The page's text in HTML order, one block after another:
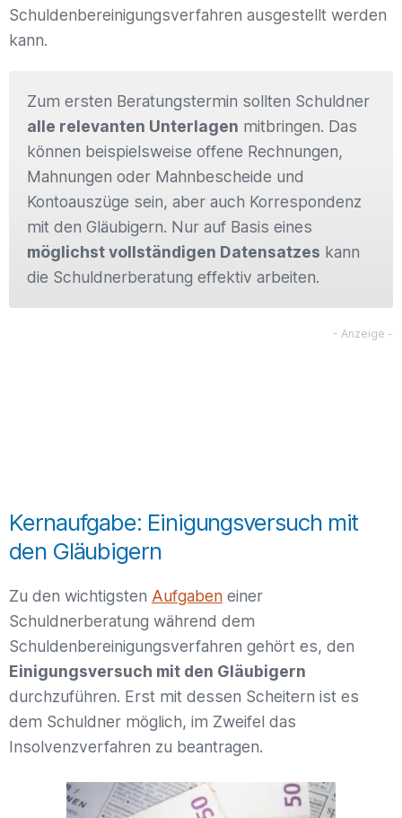
Schuldenbereinigungsverfahren ausgestellt werden
kann.
Zum ersten Beratungstermin sollten Schuldner
alle relevanten Unterlagen mitbringen. Das
können beispielsweise offene Rechnungen,
Mahnungen oder Mahnbescheide und
Kontoauszüge sein, aber auch Korrespondenz
mit den Gläubigern. Nur auf Basis eines
möglichst vollständigen Datensatzes kann
die Schuldnerberatung effektiv arbeiten.
Kernaufgabe: Einigungsversuch mit
den Gläubigern
Zu den wichtigsten Aufgaben einer
Schuldnerberatung während dem
Schuldenbereinigungsverfahren gehört es, den
Einigungsversuch mit den Gläubigern
durchzuführen. Erst mit dessen Scheitern ist es
dem Schuldner möglich, im Zweifel das
Insolvenzverfahren zu beantragen.